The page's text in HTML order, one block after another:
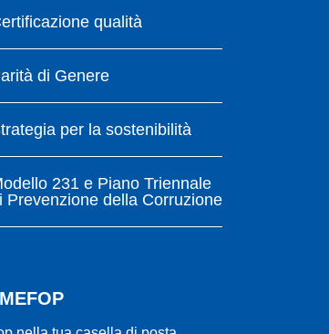
qualità
di Genere
per la sostenibilità
231 e Piano Triennale
Prevenzione della Corruzione